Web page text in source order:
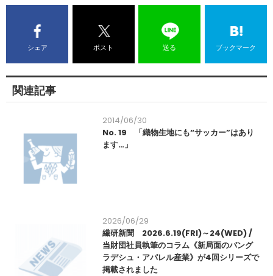
シェア ポスト 送る ブックマーク
関連記事
2014/06/30
No. 19 「織物生地にも“サッカー”はあり
ます…」
2026/06/29
繊研新聞 2026.6.19(FRI)～24(WED) /
当財団社員執筆のコラム《新局面のバング
ラデシュ・アパレル産業》が4回シリーズで
掲載されました